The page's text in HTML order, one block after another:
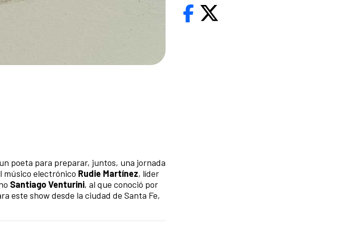
poeta para preparar, juntos, una jornada
músico electrónico Rudie Martínez, líder
Santiago Venturini, al que conoció por
este show desde la ciudad de Santa Fe,